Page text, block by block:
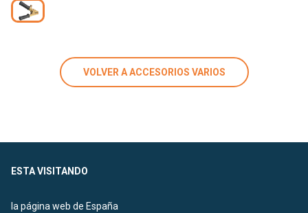
VOLVER A ACCESORIOS VARIOS
ESTA VISITANDO
la página web de España